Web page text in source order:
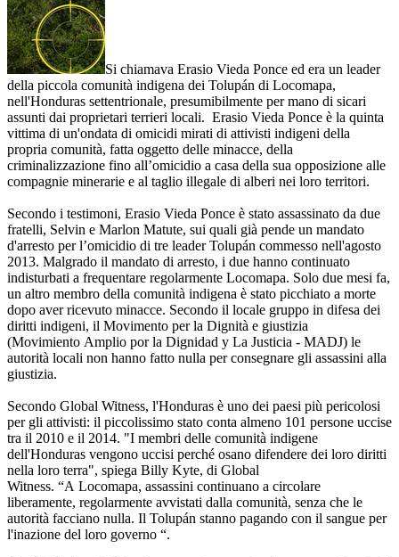
Si chiamava Erasio Vieda Ponce ed era un leader
della piccola comunità indigena dei Tolupán di Locomapa,
nell'Honduras settentrionale, presumibilmente per mano di sicari
assunti dai proprietari terrieri locali. Erasio Vieda Ponce è la quinta
vittima di un'ondata di omicidi mirati di attivisti indigeni della
propria comunità, fatta oggetto delle minacce, della
criminalizzazione fino all’omicidio a casa della sua opposizione alle
compagnie minerarie e al taglio illegale di alberi nei loro territori.
Secondo i testimoni, Erasio Vieda Ponce è stato assassinato da due
fratelli, Selvin e Marlon Matute, sui quali già pende un mandato
d'arresto per l’omicidio di tre leader Tolupán commesso nell'agosto
2013. Malgrado il mandato di arresto, i due hanno continuato
indisturbati a frequentare regolarmente Locomapa. Solo due mesi fa,
un altro membro della comunità indigena è stato picchiato a morte
dopo aver ricevuto minacce. Secondo il locale gruppo in difesa dei
diritti indigeni, il Movimento per la Dignità e giustizia
(Movimiento Amplio por la Dignidad y La Justicia - MADJ) le
autorità locali non hanno fatto nulla per consegnare gli assassini alla
giustizia.
Secondo Global Witness, l'Honduras è uno dei paesi più pericolosi
per gli attivisti: il piccolissimo stato conta almeno 101 persone uccise
tra il 2010 e il 2014. "I membri delle comunità indigene
dell'Honduras vengono uccisi perché osano difendere dei loro diritti
nella loro terra", spiega Billy Kyte, di Global
Witness. “A Locomapa, assassini continuano a circolare
liberamente, regolarmente avvistati dalla comunità, senza che le
autorità facciano nulla. Il Tolupán stanno pagando con il sangue per
l'inazione del loro governo “.